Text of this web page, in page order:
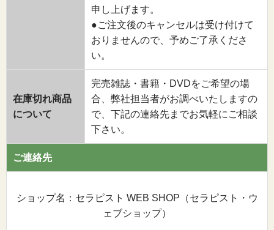
申し上げます。
●ご注文後のキャンセルは受け付けて
おりませんので、予めご了承くださ
い。
在庫切れ商品
について
完売雑誌・書籍・DVDをご希望の場
合、弊社担当者がお調べいたしますの
で、下記の連絡先までお気軽にご相談
下さい。
ご連絡先
ショップ名：セラピスト WEB SHOP（セラピスト・ウ
ェブショップ）